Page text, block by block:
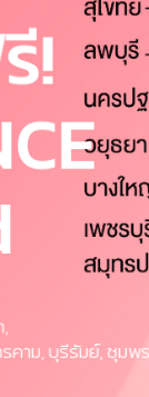
!
คาม, บุรีรัมย์, ชุมพ